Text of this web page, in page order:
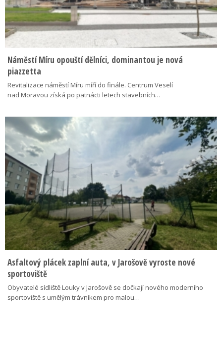
Náměstí Míru opouští dělníci, dominantou je nová
piazzetta
Revitalizace náměstí Míru míří do finále. Centrum Veselí
nad Moravou získá po patnácti letech stavebních…
Asfaltový plácek zaplní auta, v Jarošově vyroste nové
sportoviště
Obyvatelé sídliště Louky v Jarošově se dočkají nového moderního
sportoviště s umělým trávníkem pro malou…